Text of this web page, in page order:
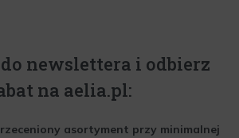
newslettera i odbierz
na aelia.pl:
asortyment przy minimalnej